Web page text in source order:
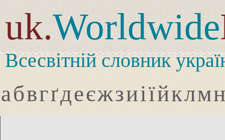
uk.Worldwide
Всесвітній словник
абвгґдеєжзиіїйклмн